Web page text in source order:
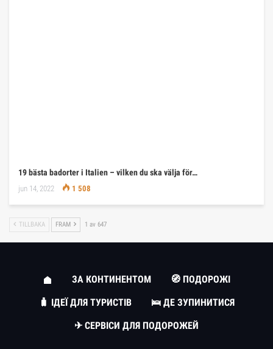
19 bästa badorter i Italien – vilken du ska välja för…
jun 14, 2022 1 508
TILLBAKA FRAM 1 av 647
ЗА КОНТИНЕНТОМ
🧭 ПОДОРОЖІ
🧳 ІДЕЇ ДЛЯ ТУРИСТІВ
🛌 ДЕ ЗУПИНИТИСЯ
✈ СЕРВІСИ ДЛЯ ПОДОРОЖЕЙ